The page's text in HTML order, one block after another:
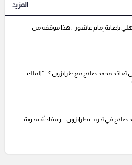
المزيد
بإصابة إمام عاشور .. هذا موقفه من
تعاقد محمد صلاح مع طرابزون ؟ .. "الملك
في تدريب طرابزون .. ومفاجأة مدوية